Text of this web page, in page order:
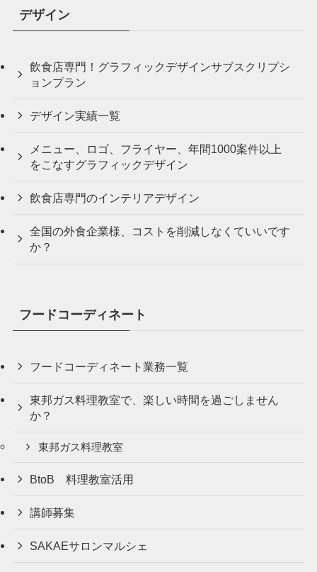
デザイン
飲食店専門！グラフィックデザインサブスクリプシ
ョンプラン
デザイン実績一覧
メニュー、ロゴ、フライヤー、年間1000案件以上
をこなすグラフィックデザイン
飲食店専門のインテリアデザイン
全国の外食企業様、コストを削減しなくていいです
か？
フードコーディネート
フードコーディネート業務一覧
東邦ガス料理教室で、楽しい時間を過ごしません
か？
東邦ガス料理教室
BtoB 料理教室活用
講師募集
SAKAEサロンマルシェ